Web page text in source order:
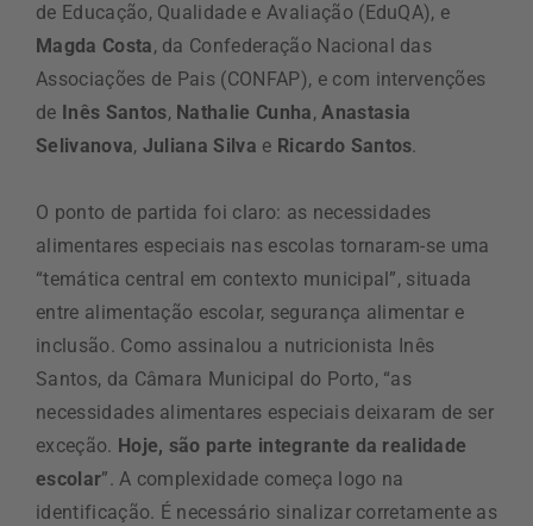
de Educação, Qualidade e Avaliação (EduQA), e
Magda Costa, da Confederação Nacional das
Associações de Pais (CONFAP), e com intervenções
de Inês Santos, Nathalie Cunha,Anastasia
Selivanova, Juliana Silva e Ricardo Santos.
O ponto de partida foi claro: as necessidades
alimentares especiais nas escolas tornaram-se uma
“temática central em contexto municipal”, situada
entre alimentação escolar, segurança alimentar e
inclusão. Como assinalou a nutricionista Inês
Santos, da Câmara Municipal do Porto, “as
necessidades alimentares especiais deixaram de ser
exceção. Hoje, são parte integrante da realidade
escolar”. A complexidade começa logo na
identificação. É necessário sinalizar corretamente as